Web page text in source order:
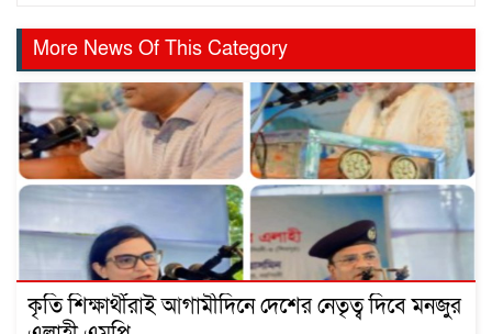
More News Of This Category
কৃতি শিক্ষার্থীরাই আগামীদিনে দেশের নেতৃত্ব দিবে মনজুর